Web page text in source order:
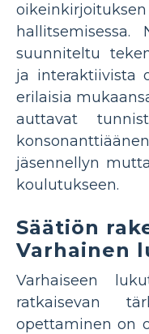
suunniteltu
ja interaktiivista
erilaisia
auttavat
jäsennellyn
koulutukseen.
Säätiön
Varhainen
Varhaiseen
ratkaisevan
opettaminen on